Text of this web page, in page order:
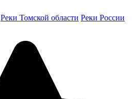
Реки Томской области Реки России